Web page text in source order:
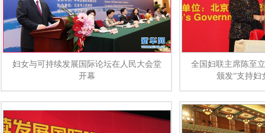
妇女与可持续发展国际论坛在人民大会堂
开幕
全国妇联主席陈至
颁发“支持妇